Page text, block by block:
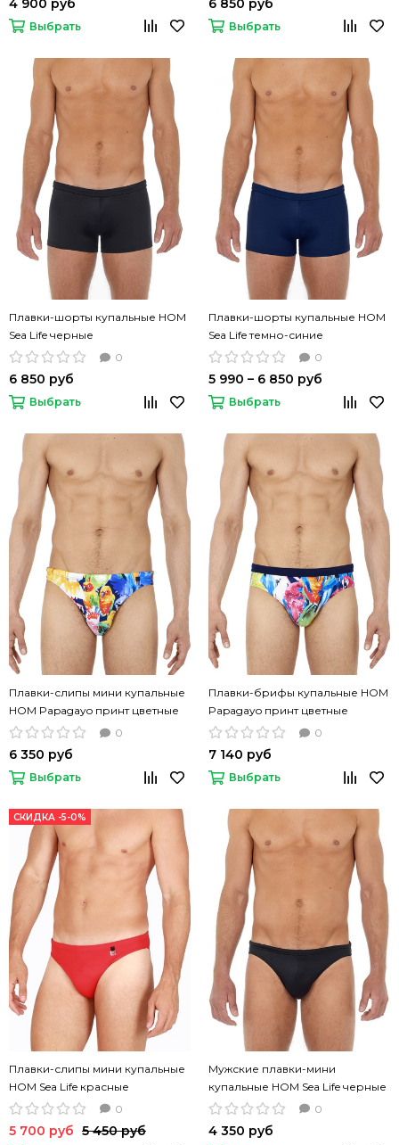
4 900 руб
Выбрать
6 850 руб
Выбрать
Плавки-шорты купальные HOM
Sea Life черные
0
6 850 руб
Выбрать
Плавки-шорты купальные HOM
Sea Life темно-синие
0
5 990 – 6 850 руб
Выбрать
Плавки-слипы мини купальные
HOM Papagayo принт цветные
попугаи
0
6 350 руб
Выбрать
Плавки-брифы купальные HOM
Papagayo принт цветные
попугаи
0
7 140 руб
Выбрать
СКИДКА -5-0%
Плавки-слипы мини купальные
HOM Sea Life красные
0
5 700 руб 5 450 руб
Мужские плавки-мини
купальные HOM Sea Life черные
0
4 350 руб